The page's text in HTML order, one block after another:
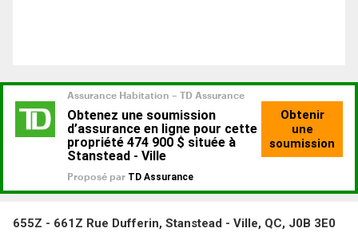
655Z - 661Z Rue Dufferin, Stanstead - Ville, QC, J0B 3E0